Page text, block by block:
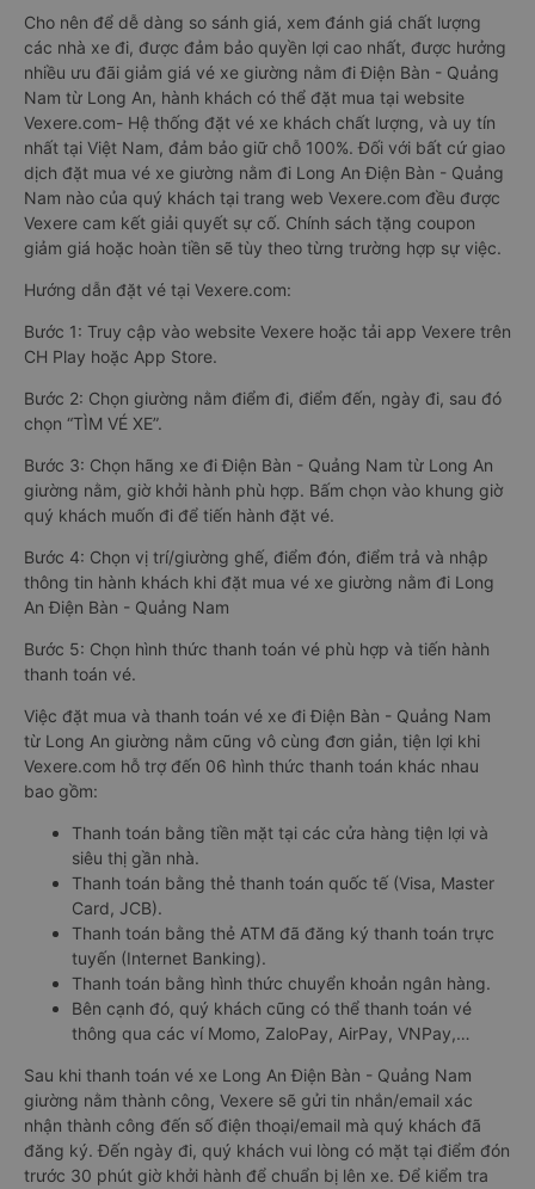
Cho nên để dễ dàng so sánh giá, xem đánh giá chất lượng
các nhà xe đi, được đảm bảo quyền lợi cao nhất, được hưởng
nhiều ưu đãi giảm giá vé xe giường nằm đi Điện Bàn - Quảng
Nam từ Long An, hành khách có thể đặt mua tại website
Vexere.com- Hệ thống đặt vé xe khách chất lượng, và uy tín
nhất tại Việt Nam, đảm bảo giữ chỗ 100%. Đối với bất cứ giao
dịch đặt mua vé xe giường nằm đi Long An Điện Bàn - Quảng
Nam nào của quý khách tại trang web Vexere.com đều được
Vexere cam kết giải quyết sự cố. Chính sách tặng coupon
giảm giá hoặc hoàn tiền sẽ tùy theo từng trường hợp sự việc.
Hướng dẫn đặt vé tại Vexere.com:
Bước 1: Truy cập vào website Vexere hoặc tải app Vexere trên
CH Play hoặc App Store.
Bước 2: Chọn giường nằm điểm đi, điểm đến, ngày đi, sau đó
chọn “TÌM VÉ XE”.
Bước 3: Chọn hãng xe đi Điện Bàn - Quảng Nam từ Long An
giường nằm, giờ khởi hành phù hợp. Bấm chọn vào khung giờ
quý khách muốn đi để tiến hành đặt vé.
Bước 4: Chọn vị trí/giường ghế, điểm đón, điểm trả và nhập
thông tin hành khách khi đặt mua vé xe giường nằm đi Long
An Điện Bàn - Quảng Nam
Bước 5: Chọn hình thức thanh toán vé phù hợp và tiến hành
thanh toán vé.
Việc đặt mua và thanh toán vé xe đi Điện Bàn - Quảng Nam
từ Long An giường nằm cũng vô cùng đơn giản, tiện lợi khi
Vexere.com hỗ trợ đến 06 hình thức thanh toán khác nhau
bao gồm:
Thanh toán bằng tiền mặt tại các cửa hàng tiện lợi và
siêu thị gần nhà.
Thanh toán bằng thẻ thanh toán quốc tế (Visa, Master
Card, JCB).
Thanh toán bằng thẻ ATM đã đăng ký thanh toán trực
tuyến (Internet Banking).
Thanh toán bằng hình thức chuyển khoản ngân hàng.
Bên cạnh đó, quý khách cũng có thể thanh toán vé
thông qua các ví Momo, ZaloPay, AirPay, VNPay,…
Sau khi thanh toán vé xe Long An Điện Bàn - Quảng Nam
giường nằm thành công, Vexere sẽ gửi tin nhắn/email xác
nhận thành công đến số điện thoại/email mà quý khách đã
đăng ký. Đến ngày đi, quý khách vui lòng có mặt tại điểm đón
trước 30 phút giờ khởi hành để chuẩn bị lên xe. Để kiểm tra